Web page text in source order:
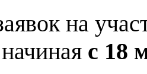
на
с 18